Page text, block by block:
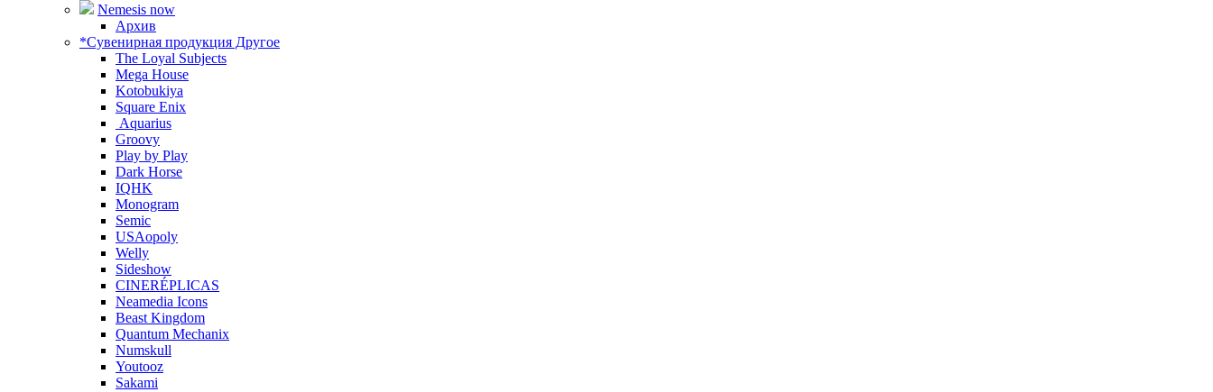
Nemesis now
Архив
*Сувенирная продукция Другое
The Loyal Subjects
Mega House
Kotobukiya
Square Enix
Aquarius
Groovy
Play by Play
Dark Horse
IQHK
Monogram
Semic
USAopoly
Welly
Sideshow
CINERÉPLICAS
Neamedia Icons
Beast Kingdom
Quantum Mechanix
Numskull
Youtooz
Sakami